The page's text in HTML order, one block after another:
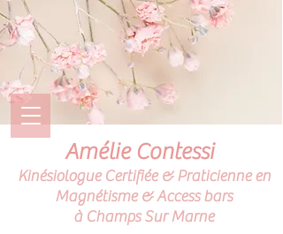
Amélie Contessi
Kinésiologue Certifiée & Praticienne en
Magnétisme & Access bars
à Champs Sur Marne